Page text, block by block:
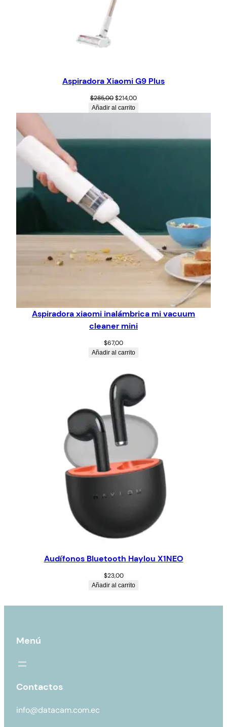
Aspiradora Xiaomi G9 Plus
$285,00$214,00
Añadir al carrito
Aspiradora xiaomi inalámbrica mi vacuum
cleaner mini
$67,00
Añadir al carrito
Audífonos Bluetooth Haylou X1NEO
$23,00
Añadir al carrito
Menú
Contactos
info@datacam.com.ec